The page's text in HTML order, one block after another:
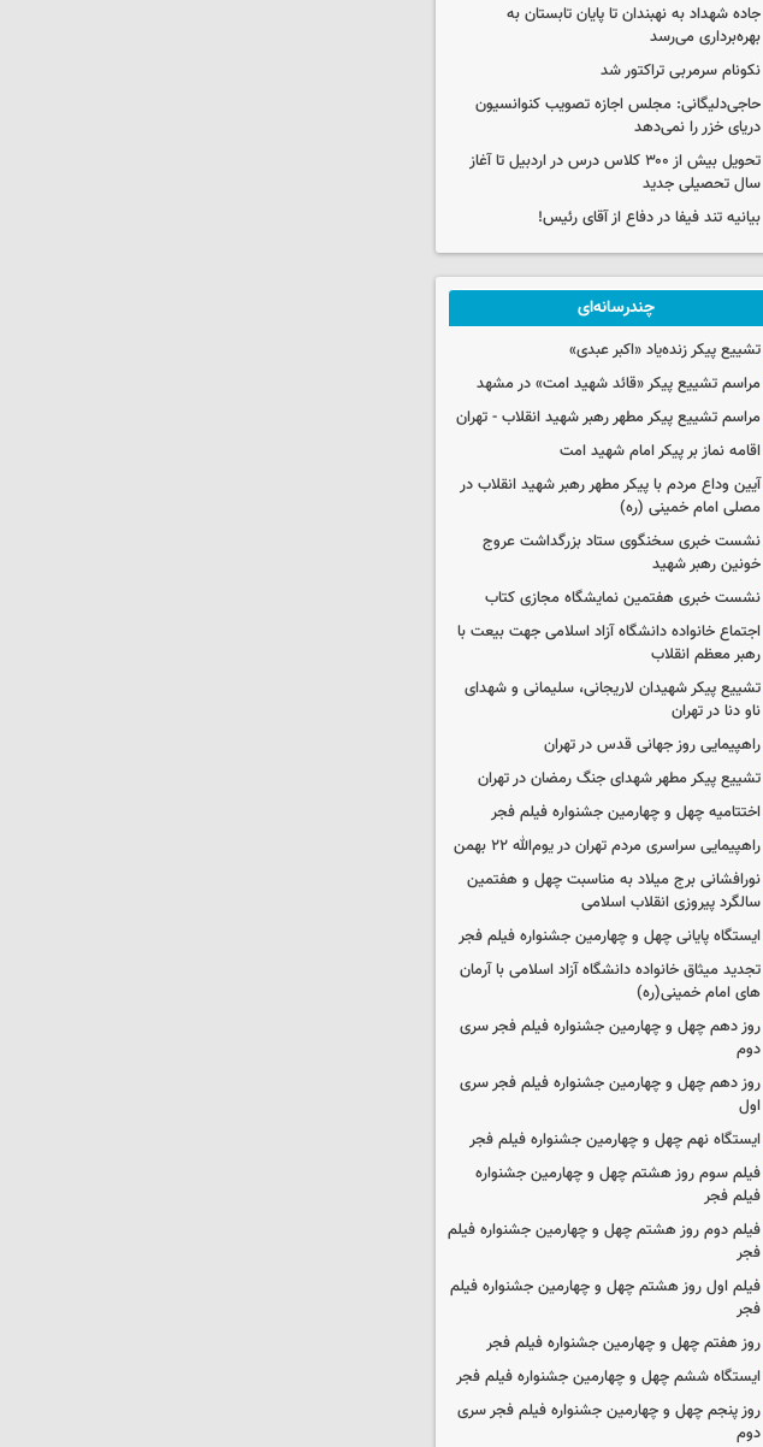
جاده شهداد به نهبندان تا پایان تابستان به
بهره‌برداری می‌رسد
نکونام سرمربی تراکتور شد
حاجی‌دلیگانی: مجلس اجازه تصویب کنوانسیون
دریای خزر را نمی‌دهد
تحویل بیش از ۳۰۰ کلاس درس در اردبیل تا آغاز
سال تحصیلی جدید
بیانیه تند فیفا در دفاع از آقای رئیس!
چندرسانه‌ای
تشییع پیکر زنده‌یاد «اکبر عبدی»
مراسم تشییع پیکر «قائد شهید امت» در مشهد
مراسم تشییع پیکر مطهر رهبر شهید انقلاب - تهران
اقامه نماز بر پیکر امام شهید امت
آیین وداع مردم با پیکر مطهر رهبر شهید انقلاب در
مصلی امام خمینی (ره)
نشست خبری سخنگوی ستاد بزرگداشت عروج
خونین رهبر شهید
نشست خبری هفتمین نمایشگاه مجازی کتاب
اجتماع خانواده دانشگاه آزاد اسلامی جهت بیعت با
رهبر معظم انقلاب
تشییع پیکر شهیدان لاریجانی، سلیمانی و شهدای
ناو دنا در تهران
راهپیمایی روز جهانی قدس در تهران
تشییع پیکر مطهر شهدای جنگ رمضان در تهران
اختتامیه چهل و چهارمین جشنواره فیلم فجر
راهپیمایی سراسری مردم تهران در یوم‌الله ۲۲ بهمن
نورافشانی برج میلاد به مناسبت چهل‌ و هفتمین
سالگرد پیروزی انقلاب اسلامی
ایستگاه پایانی چهل و چهارمین جشنواره فیلم فجر
تجدید میثاق خانواده دانشگاه آزاد اسلامی با آرمان
های امام خمینی(ره)
روز دهم چهل و چهارمین جشنواره فیلم فجر سری
دوم
روز دهم چهل و چهارمین جشنواره فیلم فجر سری
اول
ایستگاه نهم چهل و چهارمین جشنواره فیلم فجر
فیلم سوم روز هشتم چهل و چهارمین جشنواره
فیلم فجر
فیلم دوم روز هشتم چهل و چهارمین جشنواره فیلم
فجر
فیلم اول روز هشتم چهل و چهارمین جشنواره فیلم
فجر
روز هفتم چهل و چهارمین جشنواره فیلم فجر
ایستگاه ششم چهل و چهارمین جشنواره فیلم فجر
روز پنجم چهل و چهارمین جشنواره فیلم فجر سری
دوم